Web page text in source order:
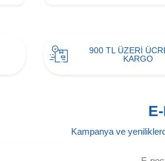
900 TL ÜZERİ
KARGO
Kampanya ve